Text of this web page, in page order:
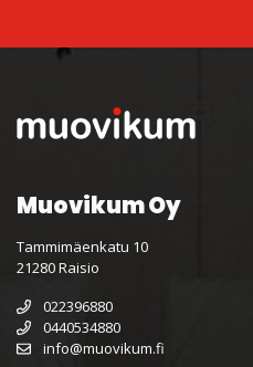
Muovikum Oy
Tammimäenkatu 10
21280 Raisio
022396880
0440534880
info@muovikum.fi